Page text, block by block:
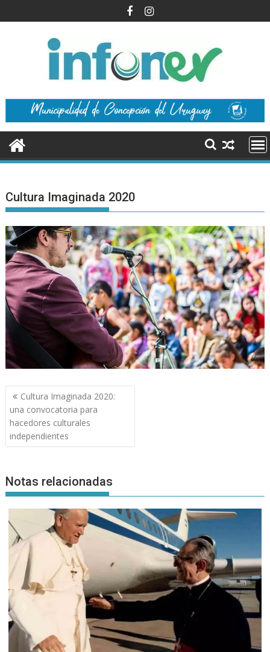
al
Cultura Imaginada 2020
Navegación
de
entradas
Cultura Imaginada 2020:
una convocatoria para
hacedores culturales
independientes
Notas relacionadas